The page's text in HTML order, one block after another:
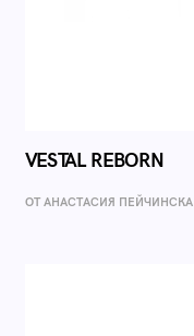
VESTAL REBORN
ОТ AНАСТАСИЯ ПЕЙЧИНСКА